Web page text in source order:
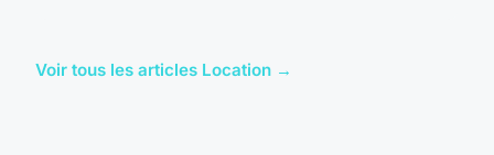
Voir tous les articles Location →